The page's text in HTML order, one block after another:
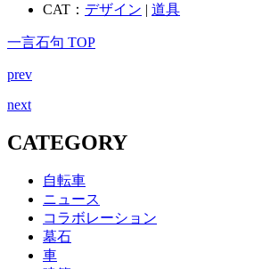
CAT： デザイン | 道具
一言石句 TOP
prev
next
CATEGORY
自転車
ニュース
コラボレーション
墓石
車